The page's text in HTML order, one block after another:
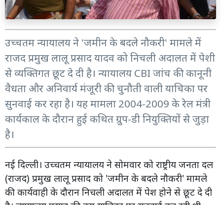
उच्चतम न्यायालय ने 'जमीन के बदले नौकरी' मामले में
राजद प्रमुख लालू प्रसाद यादव को निचली अदालत में पेशी
से व्यक्तिगत छूट दे दी है। न्यायालय CBI जांच की कानूनी
वैधता और अनिवार्य मंजूरी की चुनौती वाली याचिका पर
सुनवाई कर रहा है। यह मामला 2004-2009 के रेल मंत्री
कार्यकाल के दौरान हुई कथित ग्रुप-डी नियुक्तियों से जुड़ा
है।
नई दिल्ली। उच्चतम न्यायालय ने सोमवार को राष्ट्रीय जनता दल
(राजद) प्रमुख लालू प्रसाद को 'जमीन के बदले नौकरी' मामले
की कार्यवाही के दौरान निचली अदालत में पेश होने से छूट दे दी